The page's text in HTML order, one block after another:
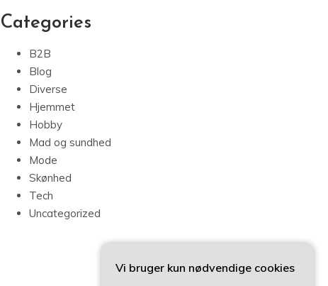
Categories
B2B
Blog
Diverse
Hjemmet
Hobby
Mad og sundhed
Mode
Skønhed
Tech
Uncategorized
Vi bruger kun nødvendige cookies